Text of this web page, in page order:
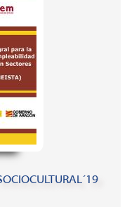
Autorizada filter